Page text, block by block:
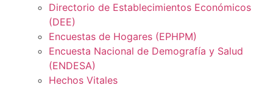
Directorio de Establecimientos Económicos
(DEE)
Encuestas de Hogares (EPHPM)
Encuesta Nacional de Demografía y Salud
(ENDESA)
Hechos Vitales